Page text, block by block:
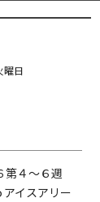
曜日
４～６週
アイスアリー